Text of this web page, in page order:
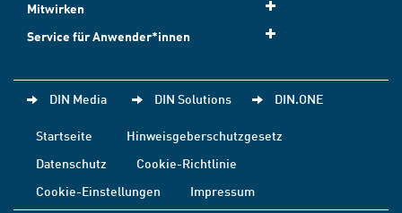
Mitwirken
Service für Anwender*innen
DIN Media DIN Solutions DIN.ONE
Startseite
Hinweisgeberschutzgesetz
Datenschutz
Cookie-Richtlinie
Cookie-Einstellungen
Impressum